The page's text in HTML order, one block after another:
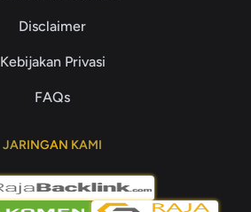
Disclaimer
Kebijakan Privasi
FAQs
JARINGAN KAMI